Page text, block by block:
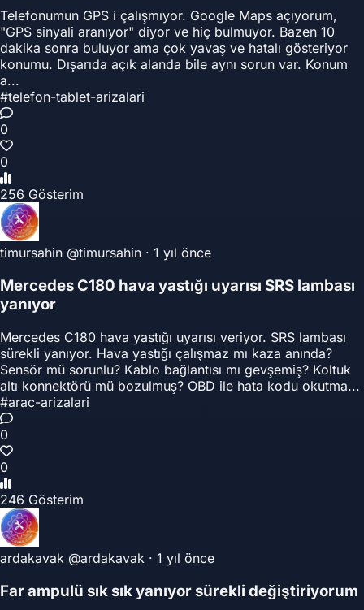
Telefonumun GPS i çalışmıyor. Google Maps açıyorum,
"GPS sinyali aranıyor" diyor ve hiç bulmuyor. Bazen 10
dakika sonra buluyor ama çok yavaş ve hatalı gösteriyor
konumu. Dışarıda açık alanda bile aynı sorun var. Konum
a...
#telefon-tablet-arizalari
0
0
256 Gösterim
timursahin @timursahin · 1 yıl önce
Mercedes C180 hava yastığı uyarısı SRS lambası
yanıyor
Mercedes C180 hava yastığı uyarısı veriyor. SRS lambası
sürekli yanıyor. Hava yastığı çalışmaz mı kaza anında?
Sensör mü sorunlu? Kablo bağlantısı mı gevşemiş? Koltuk
altı konnektörü mü bozulmuş? OBD ile hata kodu okutma...
#arac-arizalari
0
0
246 Gösterim
ardakavak @ardakavak · 1 yıl önce
Far ampulü sık sık yanıyor sürekli değiştiriyorum